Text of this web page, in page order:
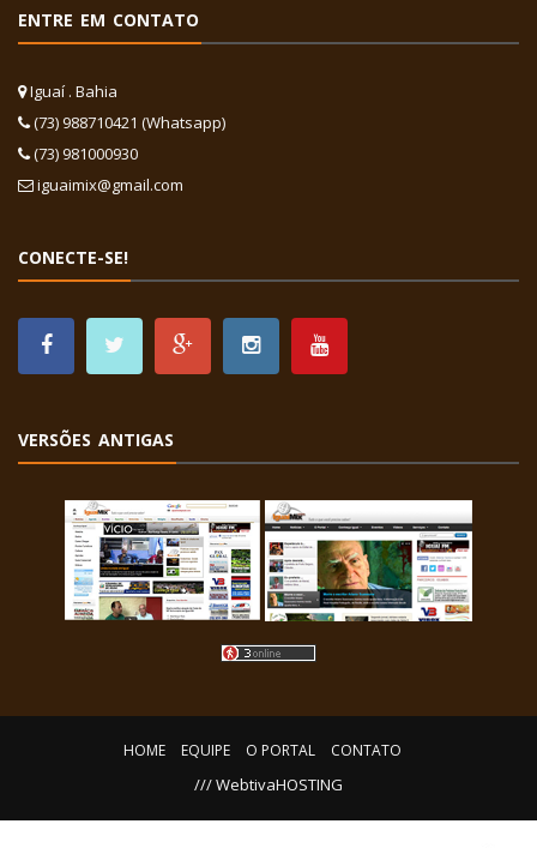
ENTRE EM CONTATO
Iguaí . Bahia
(73) 988710421 (Whatsapp)
(73) 981000930
iguaimix@gmail.com
CONECTE-SE!
VERSÕES ANTIGAS
HOME EQUIPE O PORTAL CONTATO
/// WebtivaHOSTING